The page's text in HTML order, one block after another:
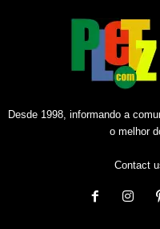
Desde 1998, informando a
o melhor
Contact